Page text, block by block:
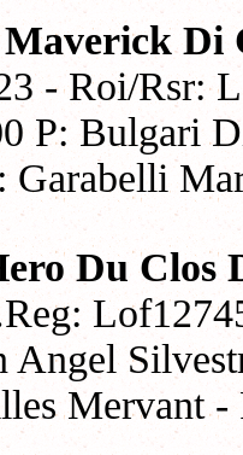
Di
- Roi/Rsr:
P: Bulgari
Du Clos
Angel
Mervant -